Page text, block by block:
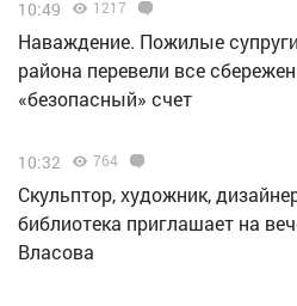
10:49 1217
Наваждение. Пожилые
района перевели все
«безопасный» счет
10:32 764
Скульптор, художник,
библиотека приглашает на
Власова